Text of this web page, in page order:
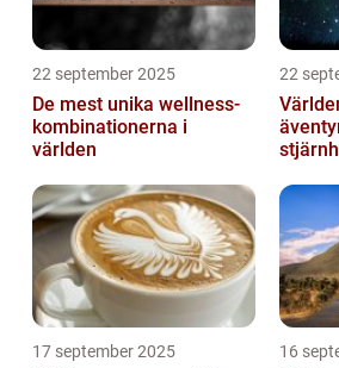
22 september 2025
De mest unika wellness-
kombinationerna i
världen
22
17 september 2025 16